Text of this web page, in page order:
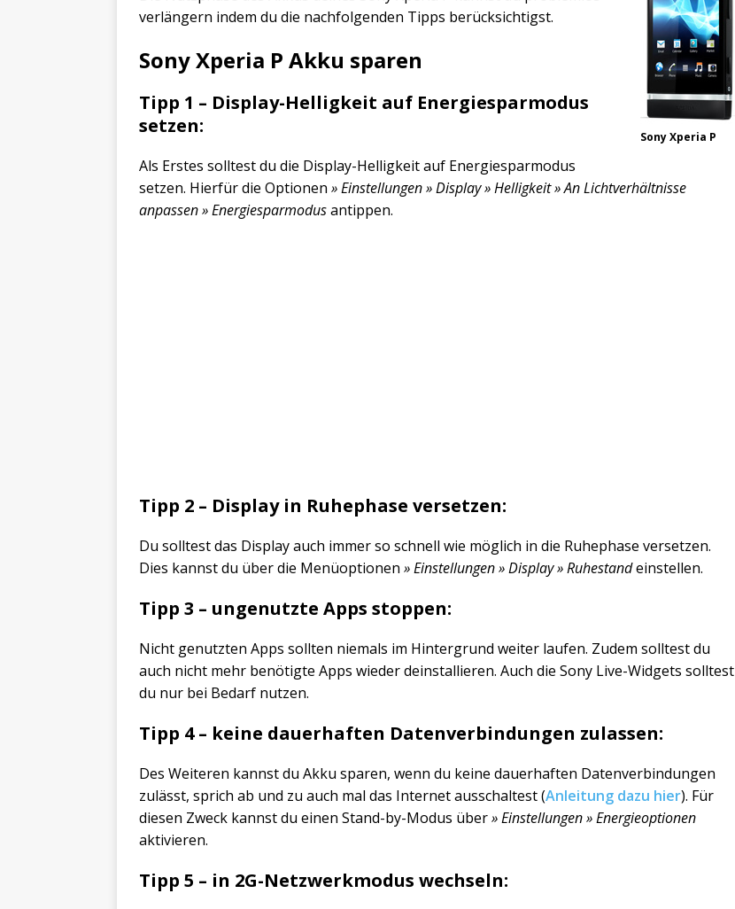
Sony Xperia P
verlängern indem du die nachfolgenden Tipps berücksichtigst.
Sony Xperia P Akku sparen
Tipp 1 – Display-Helligkeit auf Energiesparmodus
setzen:
Als Erstes solltest du die Display-Helligkeit auf Energiesparmodus
setzen. Hierfür die Optionen » Einstellungen » Display » Helligkeit » An Lichtverhältnisse
anpassen » Energiesparmodusantippen.
Tipp 2 – Display in Ruhephase versetzen:
Du solltest das Display auch immer so schnell wie möglich in die Ruhephase versetzen.
Dies kannst du über die Menüoptionen » Einstellungen » Display » Ruhestandeinstellen.
Tipp 3 – ungenutzte Apps stoppen:
Nicht genutzten Apps sollten niemals im Hintergrund weiter laufen. Zudem solltest du
auch nicht mehr benötigte Apps wieder deinstallieren. Auch die Sony Live-Widgets solltest
du nur bei Bedarf nutzen.
Tipp 4 – keine dauerhaften Datenverbindungen zulassen:
Des Weiteren kannst du Akku sparen, wenn du keine dauerhaften Datenverbindungen
zulässt, sprich ab und zu auch mal das Internet ausschaltest (Anleitung dazu hier). Für
diesen Zweck kannst du einen Stand-by-Modus über» Einstellungen » Energieoptionen
aktivieren.
Tipp 5 – in 2G-Netzwerkmodus wechseln: